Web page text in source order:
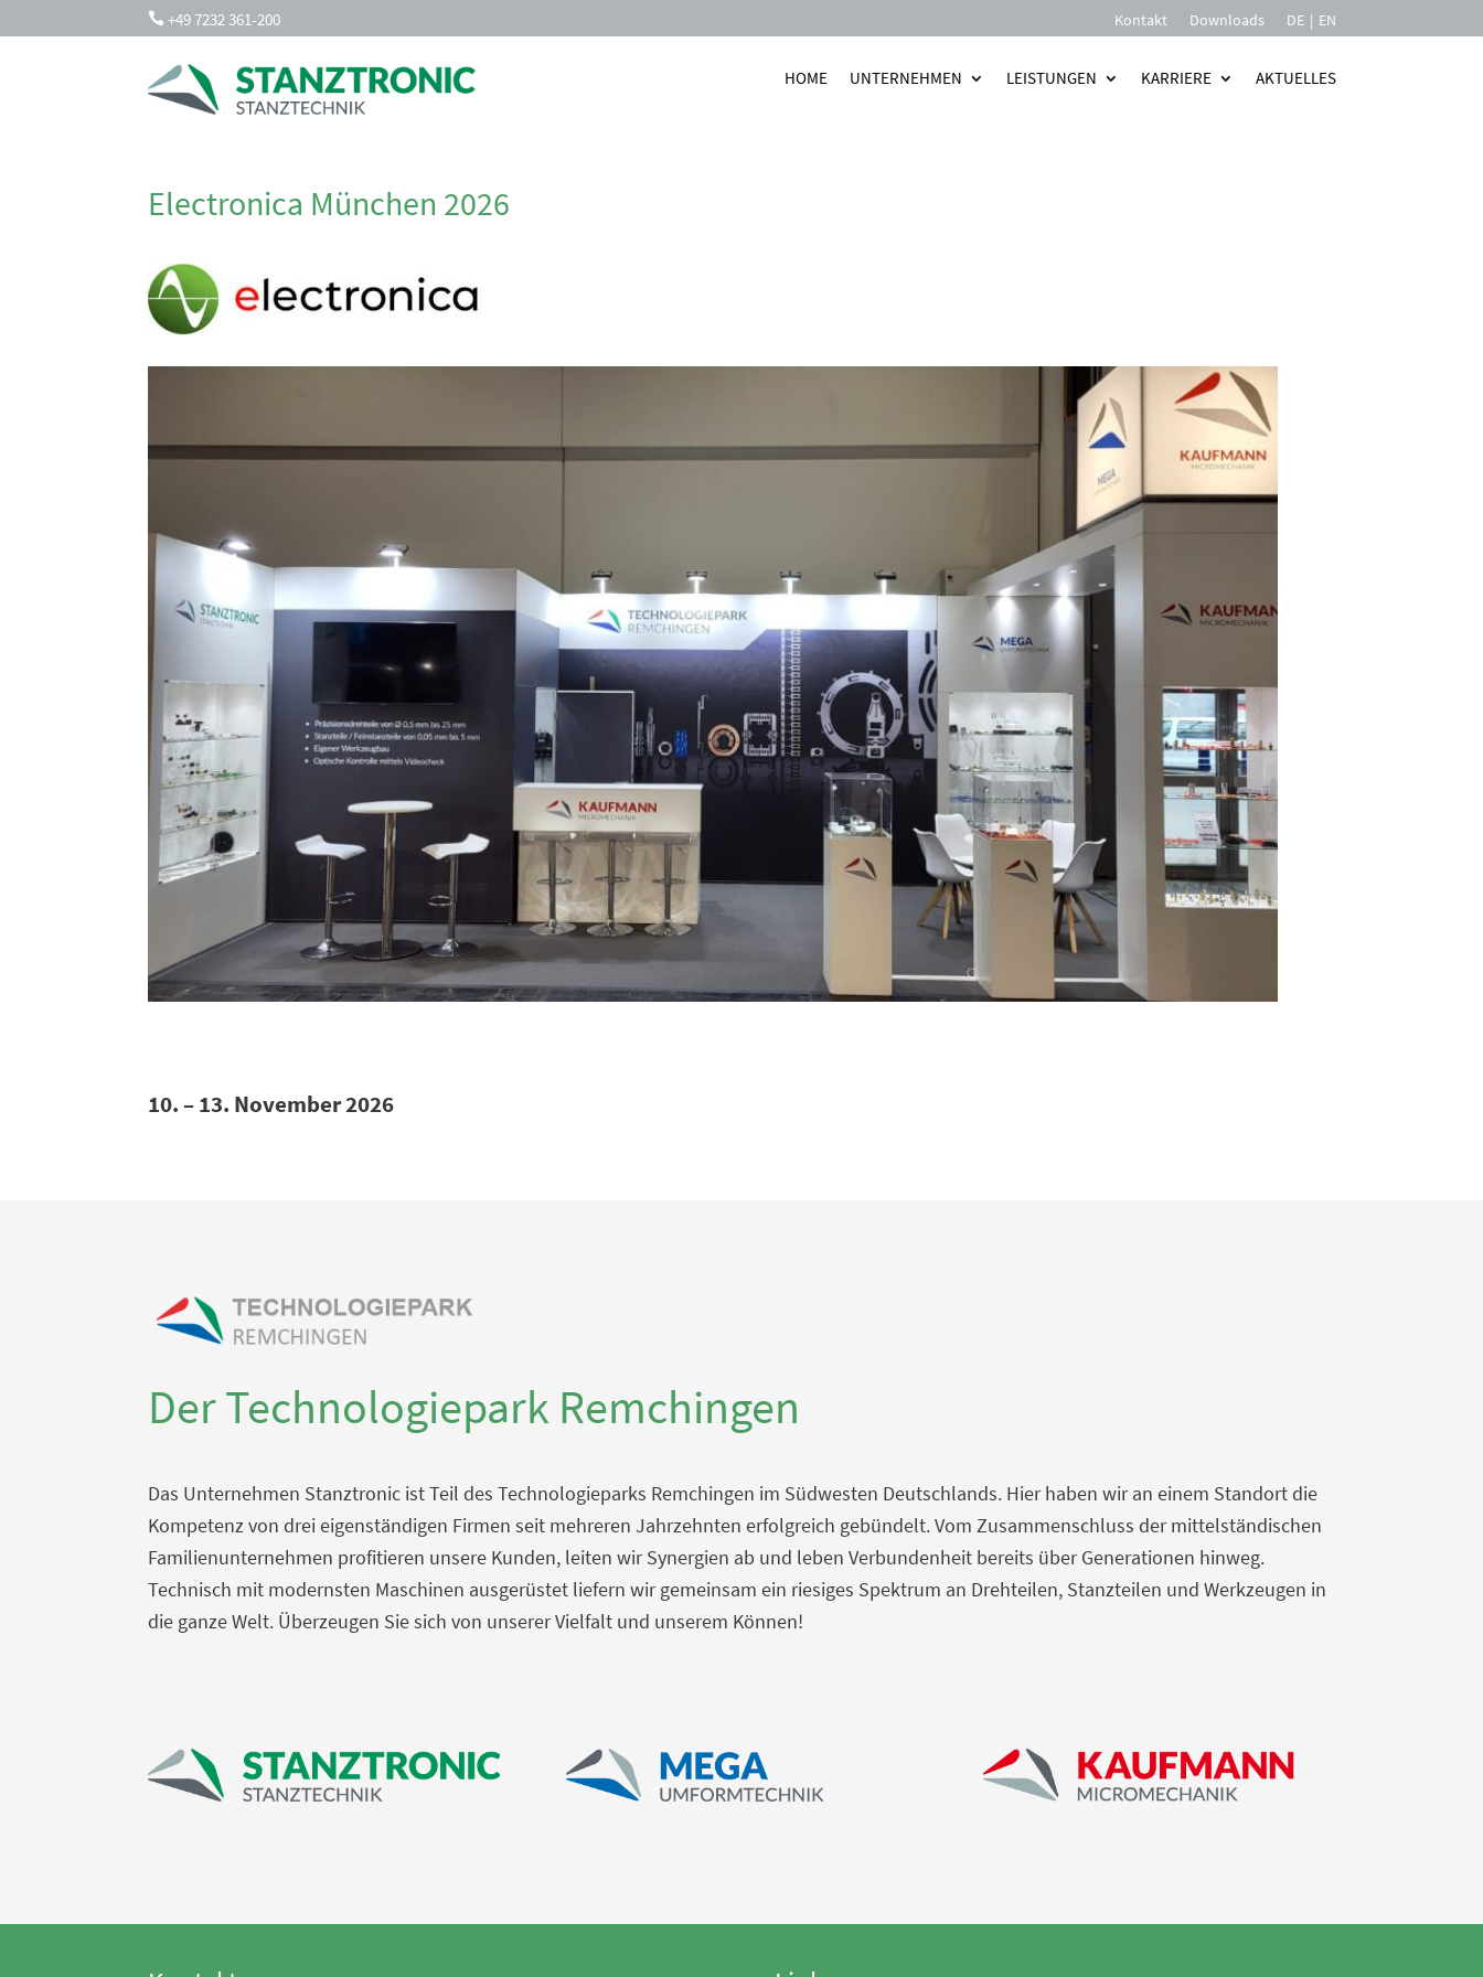
 +49 7232 361-200 Kontakt Downloads DE EN
HOME UNTERNEHMEN LEISTUNGEN KARRIERE AKTUELLES
Electronica München 2026
10. – 13. November 2026
Der Technologiepark Remchingen
Das Unternehmen Stanztronic ist Teil des Technologieparks Remchingen im Südwesten Deutschlands. Hier haben wir an einem Standort die
Kompetenz von drei eigenständigen Firmen seit mehreren Jahrzehnten erfolgreich gebündelt. Vom Zusammenschluss der mittelständischen
Familienunternehmen profitieren unsere Kunden, leiten wir Synergien ab und leben Verbundenheit bereits über Generationen hinweg.
Technisch mit modernsten Maschinen ausgerüstet liefern wir gemeinsam ein riesiges Spektrum an Drehteilen, Stanzteilen und Werkzeugen in
die ganze Welt. Überzeugen Sie sich von unserer Vielfalt und unserem Können!